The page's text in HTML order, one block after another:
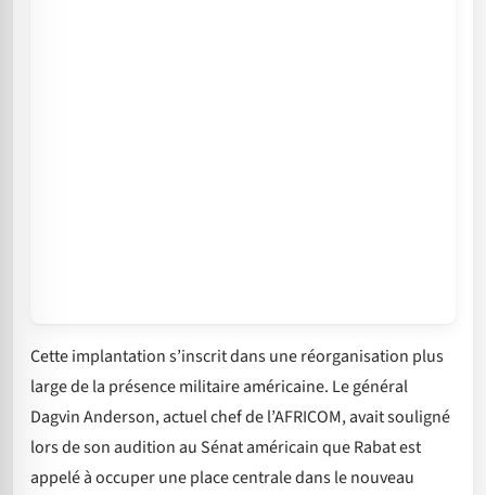
Cette implantation s’inscrit dans une réorganisation plus
large de la présence militaire américaine. Le général
Dagvin Anderson, actuel chef de l’AFRICOM, avait souligné
lors de son audition au Sénat américain que Rabat est
appelé à occuper une place centrale dans le nouveau